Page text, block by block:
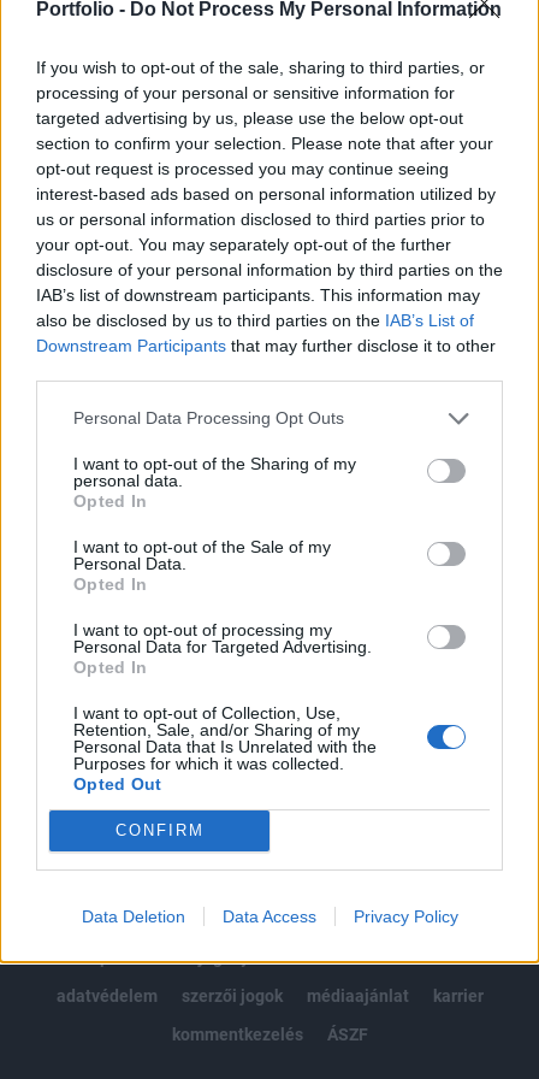
Portfolio - Do Not Process My Personal Information
If you wish to opt-out of the sale, sharing to third parties, or
processing of your personal or sensitive information for
targeted advertising by us, please use the below opt-out
section to confirm your selection. Please note that after your
opt-out request is processed you may continue seeing
interest-based ads based on personal information utilized by
us or personal information disclosed to third parties prior to
your opt-out. You may separately opt-out of the further
disclosure of your personal information by third parties on the
IAB’s list of downstream participants. This information may
also be disclosed by us to third parties on the IAB’s List of
Downstream Participants that may further disclose it to other
Personal Data Processing Opt Outs
I want to opt-out of the Sharing of my
personal data.
Opted In
I want to opt-out of the Sale of my
Personal Data.
Opted In
I want to opt-out of processing my
Personal Data for Targeted Advertising.
Opted In
I want to opt-out of Collection, Use,
Retention, Sale, and/or Sharing of my
Personal Data that Is Unrelated with the
Purposes for which it was collected.
Opted Out
CONFIRM
Data Deletion Data Access Privacy Policy
Wagner csoport börtönből toborzott katonáival
A hírszerzés három pontban foglalta össze meglátásait: A
Wagner csoportban szolgáló utolsó, börtönből toborzott
katonák szerződése hamarosan le fog járni. A "K projekt"
keretében több mint 40 ezer elítélt csatlakozott a
zsoldoscsoporthoz, többségük 2023-ban. A mostanra
szabad embernek számító emberek jelentős százaléka
valószínűleg a Wagner kötelékén belül fog...
KEDVES OLVASÓNK!
A keresett cikk a portfolio.hu hírarchívumához
tartozik, melynek olvasása előfizetéses
Az előfizetés a következőket tartalmazza:
Kötéslisták: BÉT elmúlt 2 év napon belüli
kötéslistái
Előfizetés
MÁR ELŐFIZETŐNK VAGY?BEJELENTKEZÉS
© 2026 Portfolio
impresszum
jogi nyilatkozat
süti beállítások
adatvédelem
szerzői jogok médiaajánlat
karrier
kommentkezelés
ÁSZF